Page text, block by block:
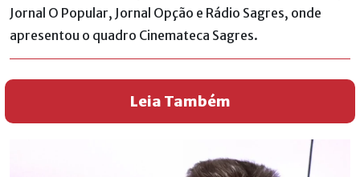
Jornal O Popular, Jornal Opção e Rádio Sagres, onde
apresentou o quadro Cinemateca Sagres.
Leia Também